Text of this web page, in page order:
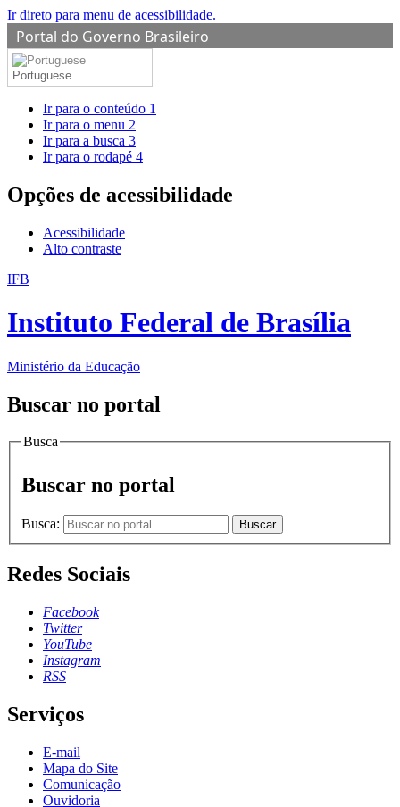
Ir direto para menu de acessibilidade.
Portal do Governo Brasileiro
Portuguese
Ir para o conteúdo 1
Ir para o menu 2
Ir para a busca 3
Ir para o rodapé 4
Opções de acessibilidade
Acessibilidade
Alto contraste
IFB
Instituto Federal de Brasília
Ministério da Educação
Buscar no portal
Busca
Buscar no portal
Busca: Buscar
Redes Sociais
Facebook
Twitter
YouTube
Instagram
RSS
Serviços
E-mail
Mapa do Site
Comunicação
Ouvidoria